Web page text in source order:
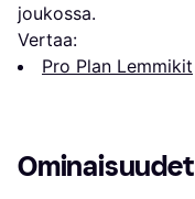
joukossa.
Vertaa:
Pro Plan Lemmikit
Ominaisuudet